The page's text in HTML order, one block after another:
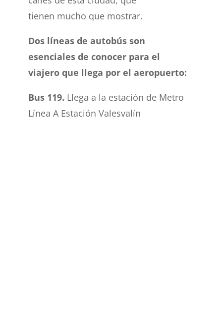
tienen mucho que mostrar.
Dos líneas deautobús son
esenciales de conocer para el
viajero que llega por el aeropuerto:
Bus 119. Llega a la estación de Metro
Línea A Estación Valesvalín